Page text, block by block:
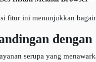
fitur ini menunjukkan
serupa yang